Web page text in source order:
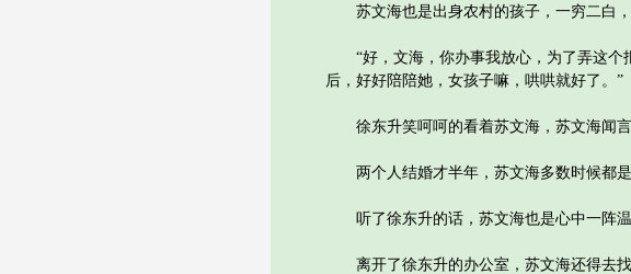
苏文海也是出身农村的孩子，一穷二白，
“好，文海，你办事我放心，为了弄这个
后，好好陪陪她，女孩子嘛，哄哄就好了。”
徐东升笑呵呵的看着苏文海，苏文海闻言
两个人结婚才半年，苏文海多数时候都是
听了徐东升的话，苏文海也是心中一阵温
离开了徐东升的办公室，苏文海还得去找